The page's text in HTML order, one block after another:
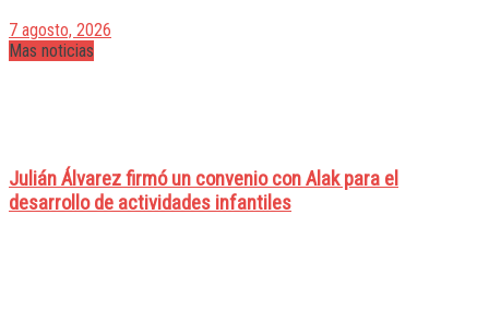
7 agosto, 2026
Mas noticias
Julián Álvarez firmó un convenio con Alak para el
desarrollo de actividades infantiles